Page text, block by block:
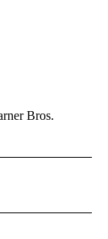
Bros.
ABOUT